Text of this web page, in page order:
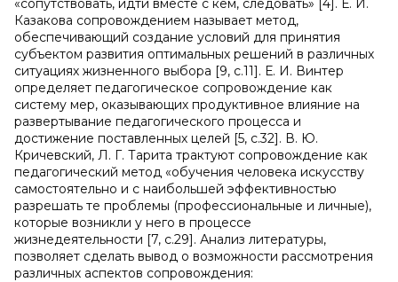
«сопутствовать, идти вместе с кем, следовать» [4]. Е. И.
Казакова сопровождением называет метод,
обеспечивающий создание условий для принятия
субъектом развития оптимальных решений в различных
ситуациях жизненного выбора [9, c.11]. Е. И. Винтер
определяет педагогическое сопровождение как
систему мер, оказывающих продуктивное влияние на
развертывание педагогического процесса и
достижение поставленных целей [5, c.32]. В. Ю.
Кричевский, Л. Г. Тарита трактуют сопровождение как
педагогический метод «обучения человека искусству
самостоятельно и с наибольшей эффективностью
разрешать те проблемы (профессиональные и личные),
которые возникли у него в процессе
жизнедеятельности [7, c.29]. Анализ литературы,
позволяет сделать вывод о возможности рассмотрения
различных аспектов сопровождения: